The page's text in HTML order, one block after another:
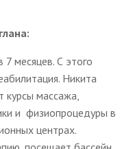
месяцев. С этого
Никита
курсы массажа,
и физиопроцедуры в
центрах.